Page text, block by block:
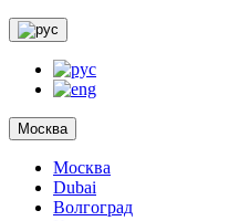
Москва
Москва
Dubai
Волгоград